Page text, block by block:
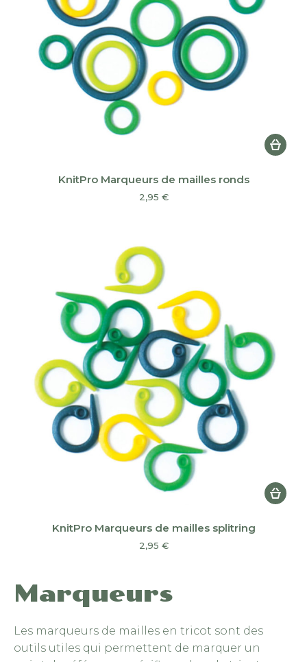
Marqueurs
Les marqueurs de mailles en tricot sont des
outils utiles qui permettent de marquer un
KnitPro Marqueurs de mailles ronds
2,95 €
KnitPro Marqueurs de mailles splitring
2,95 €